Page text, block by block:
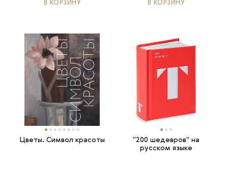
В КОРЗИНУ В КОРЗИНУ
Цветы. Символ красоты
"200 шедевров" на
русском языке